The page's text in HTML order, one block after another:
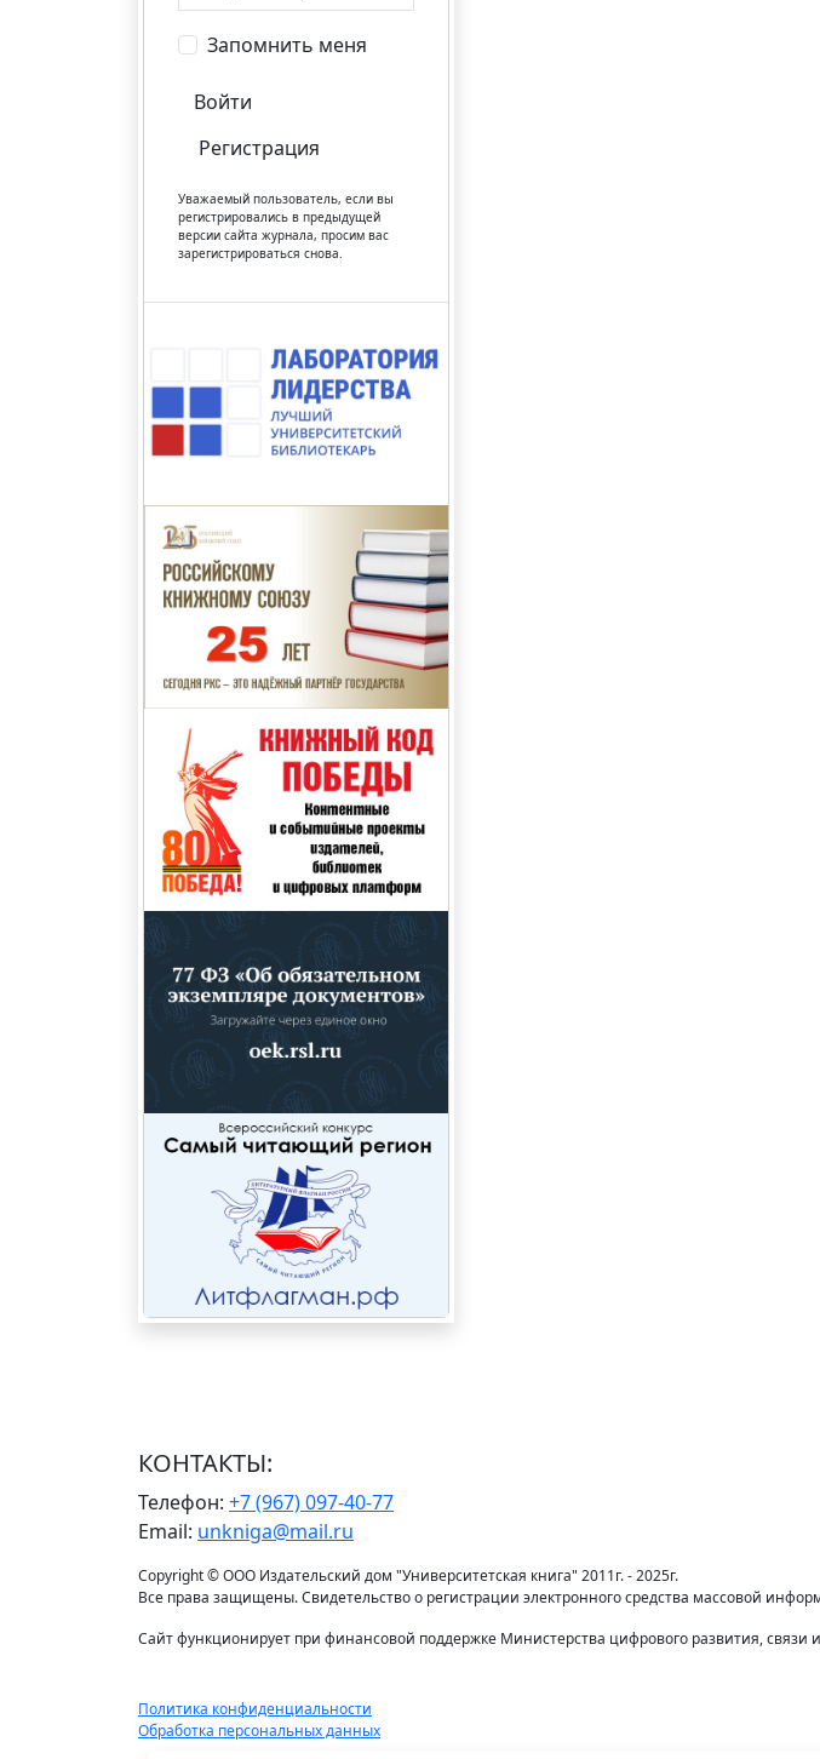
Запомнить меня
Войти
Регистрация
Уважаемый пользователь, если вы
регистрировались в предыдущей
версии сайта журнала, просим вас
зарегистрироваться снова.
КОНТАКТЫ:
Телефон: +7 (967) 097-40-77
Email: unkniga@mail.ru
Copyright © ООО Издательский дом "Университетская книга" 2011г. - 2025г.
Все права защищены. Свидетельство о регистрации электронного средства массовой
Сайт функционирует при финансовой поддержке Министерства цифрового развития,
Политика конфиденциальности
Обработка персональных данных